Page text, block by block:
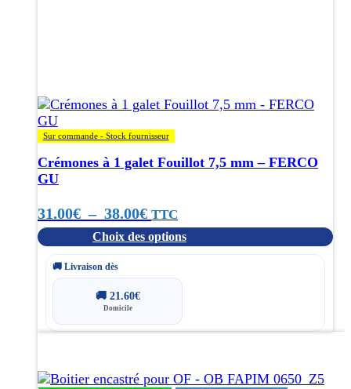
Sur commande - Stock fournisseur
Crémones à 1 galet Fouillot 7,5 mm – FERCO
GU
31.00€ – 38.00€Plage
de
à
TTC
Choix des options
peuvent
être
choisies
la
page
produit
🚚 Livraison dès
🚚 21.60€
Domicile